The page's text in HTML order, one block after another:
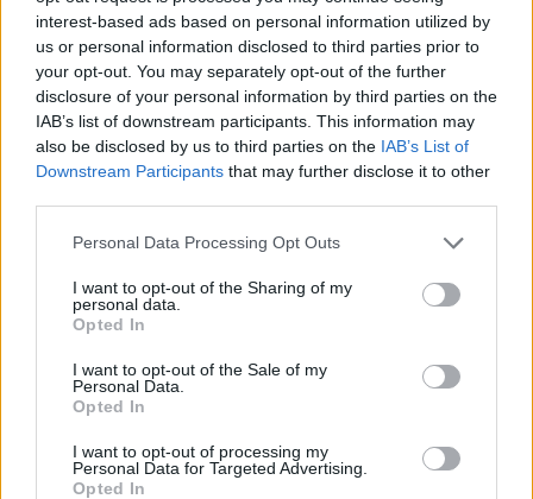
interest-based ads based on personal information utilized by
us or personal information disclosed to third parties prior to
your opt-out. You may separately opt-out of the further
disclosure of your personal information by third parties on the
IAB’s list of downstream participants. This information may
also be disclosed by us to third parties on the IAB’s List of
Downstream Participants that may further disclose it to other
Personal Data Processing Opt Outs
I want to opt-out of the Sharing of my
personal data.
Opted In
I want to opt-out of the Sale of my
Personal Data.
Opted In
I want to opt-out of processing my
Personal Data for Targeted Advertising.
Opted In